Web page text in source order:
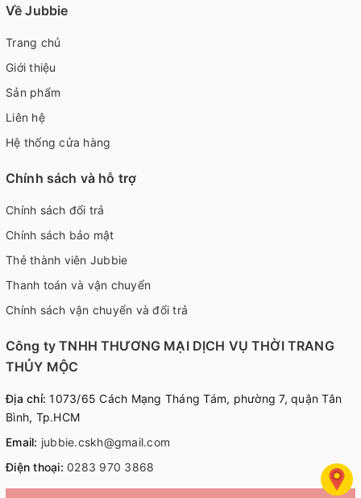
Về Jubbie
Trang chủ
Giới thiệu
Sản phẩm
Liên hệ
Hệ thống cửa hàng
Chính sách và hỗ trợ
Chính sách đổi trả
Chính sách bảo mật
Thẻ thành viên Jubbie
Thanh toán và vận chuyển
Chính sách vận chuyển và đổi trả
Công ty TNHH THƯƠNG MẠI DỊCH VỤ THỜI TRANG
THỦY MỘC
Địa chỉ: 1073/65 Cách Mạng Tháng Tám, phường 7, quận Tân
Bình, Tp.HCM
Email: jubbie.cskh@gmail.com
Điện thoại: 0283 970 3868